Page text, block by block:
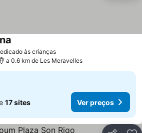
às crianças
a 0.6 km de Les Meravelles
17 sites Ver preços